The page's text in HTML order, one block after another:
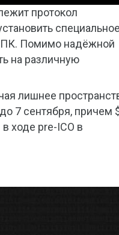
протокол
ПК. Помимо надёжной
на различную
лишнее
7 сентября, причем
ходе pre-ICO в